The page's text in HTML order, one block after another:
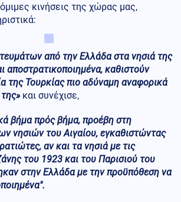
κινήσεις της χώρας μας,
από την Ελλάδα στα νησιά της
αποστρατικοποιημένα, καθιστούν
της Τουρκίας πιο αδύναμη αναφορικά
και συνέχισε,
βήμα πρός βήμα, προέβη στη
νησιών του Αιγαίου, εγκαθιστώντας
αν και τα νησιά με τις
του 1923 και του Παρισιού του
στην Ελλάδα με την προϋπόθεση να